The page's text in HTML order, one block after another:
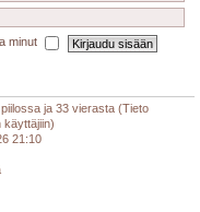
minut
ja 33 vierasta (Tieto
käyttäjiin)
21:10